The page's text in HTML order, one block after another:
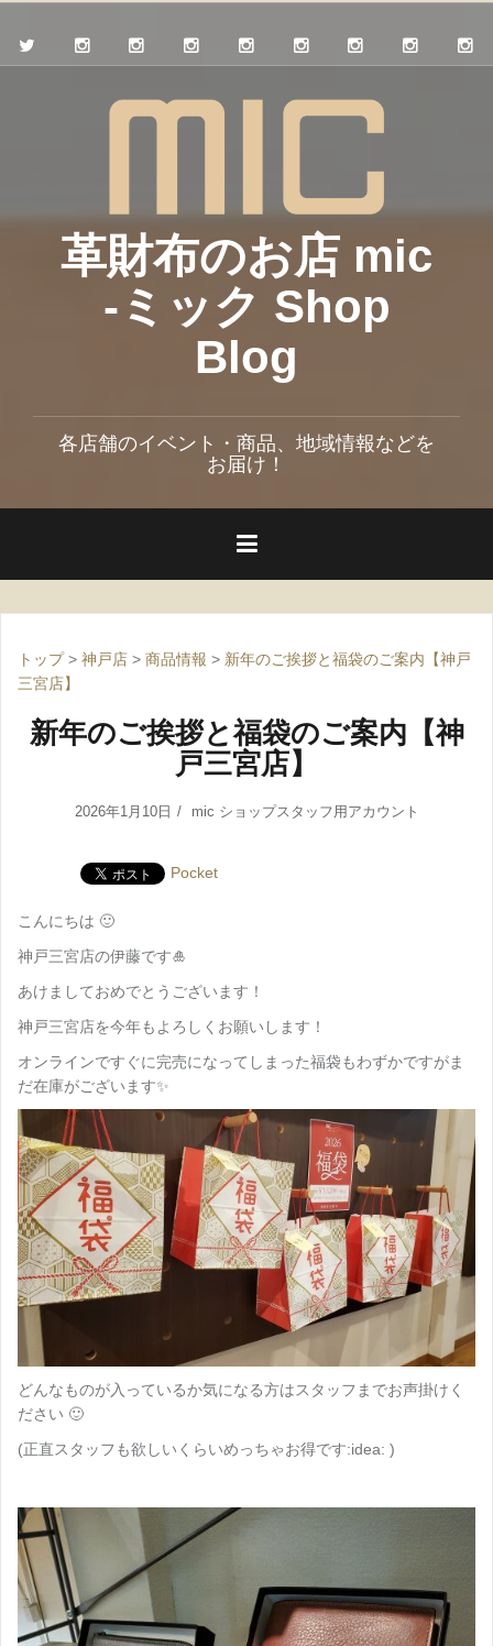
革財布のお店 mic
-ミック Shop
Blog
各店舗のイベント・商品、地域情報などを
お届け！
トップ> 神戸店 > 商品情報 > 新年のご挨拶と福袋のご案内【神戸
三宮店】
新年のご挨拶と福袋のご案内【神
戸三宮店】
2026年1月10日 mic ショップスタッフ用アカウント
Pocket
こんにちは 🙂
神戸三宮店の伊藤です🎍
あけましておめでとうございます！
神戸三宮店を今年もよろしくお願いします！
オンラインですぐに完売になってしまった福袋もわずかですがま
だ在庫がございます✨
どんなものが入っているか気になる方はスタッフまでお声掛けく
ださい 🙂
(正直スタッフも欲しいくらいめっちゃお得です:idea: )